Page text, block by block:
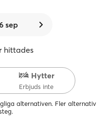
sep
hittades
Hytter
Erbjuds inte
alternativen. Fler alternativ